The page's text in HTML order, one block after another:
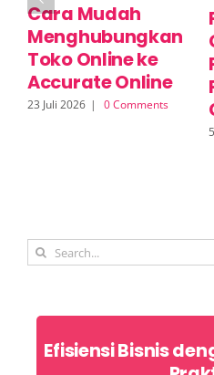
Cara Mudah
Menghubungkan
Toko Online ke
Accurate Online
23 Juli 2026 | 0 Comments
Search
Efisiensi Bisnis